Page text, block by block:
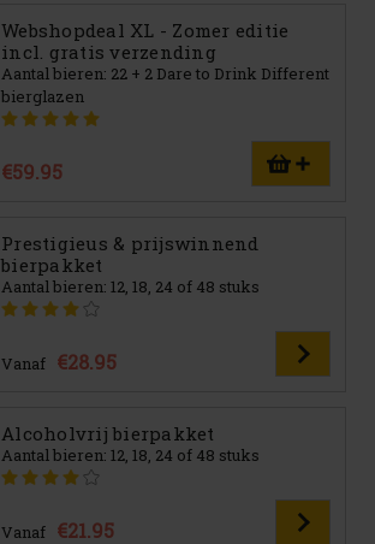
Webshopdeal XL - Zomer editie
incl. gratis verzending
Aantal bieren: 22 + 2 Dare to Drink Different
bierglazen
€59.95
Prestigieus & prijswinnend
bierpakket
Aantal bieren: 12, 18, 24 of 48 stuks
Vanaf €28.95
Alcoholvrij bierpakket
Aantal bieren: 12, 18, 24 of 48 stuks
Vanaf €21.95